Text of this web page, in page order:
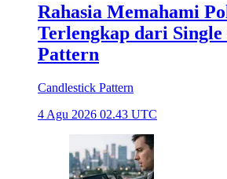
Rahasia Memahami
Terlengkap dari
Pattern
Candlestick Pattern
4 Agu 2026 02.43 UTC